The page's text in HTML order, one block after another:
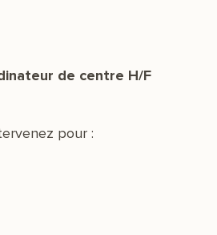
de centre H/F
pour :